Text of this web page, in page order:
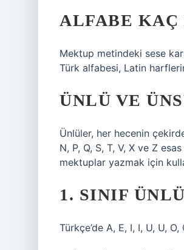
ALFABE KAÇ
Mektup metindeki sese
Türk alfabesi, Latin
ÜNLÜ VE
Ünlüler, her hecenin
N, P, Q, S, T, V, X ve Z
mektuplar yazmak için
1. SINIF
Türkçe’de A, E, I, I, U, U,